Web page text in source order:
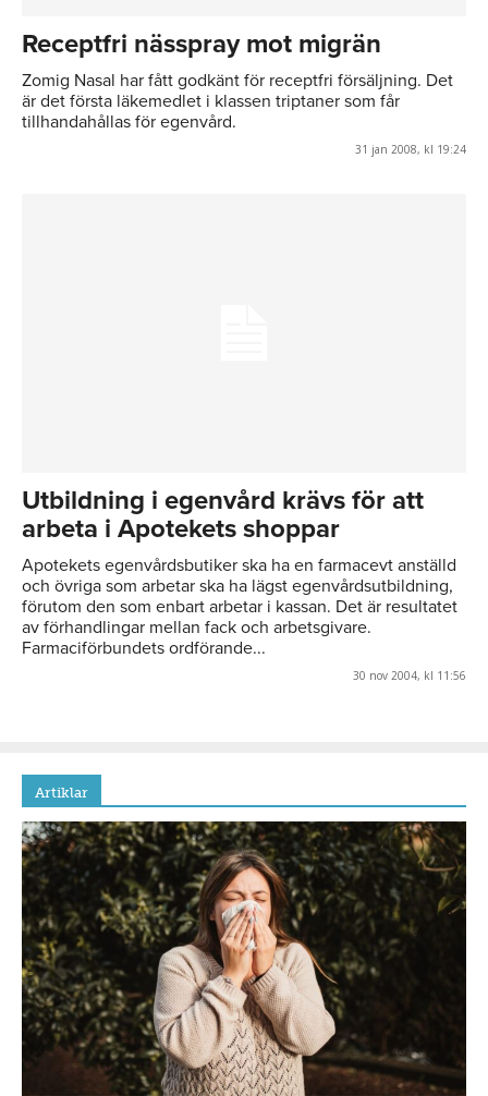
Receptfri nässpray mot migrän
Zomig Nasal har fått godkänt för receptfri försäljning. Det
är det första läkemedlet i klassen triptaner som får
tillhandahållas för egenvård.
31 jan 2008, kl 19:24
Utbildning i egenvård krävs för att
arbeta i Apotekets shoppar
Apotekets egenvårdsbutiker ska ha en farmacevt anställd
och övriga som arbetar ska ha lägst egenvårdsutbildning,
förutom den som enbart arbetar i kassan. Det är resultatet
av förhandlingar mellan fack och arbetsgivare.
Farmaciförbundets ordförande...
30 nov 2004, kl 11:56
Artiklar